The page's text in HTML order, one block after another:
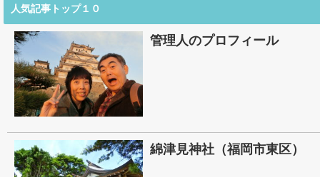
人気記事トップ１０
管理人のプロフィール
綿津見神社（福岡市東区）